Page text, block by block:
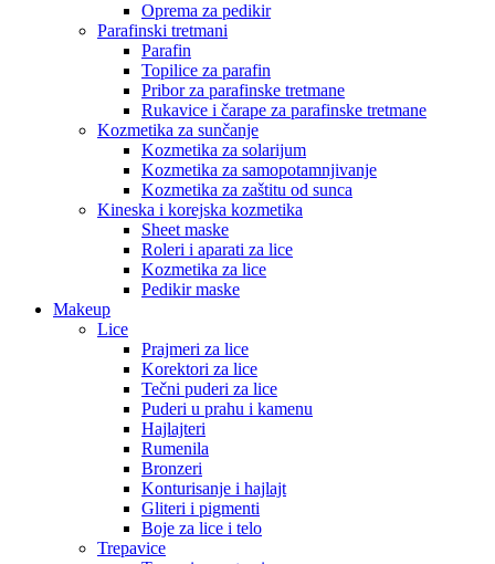
Oprema za pedikir
Parafinski tretmani
Parafin
Topilice za parafin
Pribor za parafinske tretmane
Rukavice i čarape za parafinske tretmane
Kozmetika za sunčanje
Kozmetika za solarijum
Kozmetika za samopotamnjivanje
Kozmetika za zaštitu od sunca
Kineska i korejska kozmetika
Sheet maske
Roleri i aparati za lice
Kozmetika za lice
Pedikir maske
Makeup
Lice
Prajmeri za lice
Korektori za lice
Tečni puderi za lice
Puderi u prahu i kamenu
Hajlajteri
Rumenila
Bronzeri
Konturisanje i hajlajt
Gliteri i pigmenti
Boje za lice i telo
Trepavice